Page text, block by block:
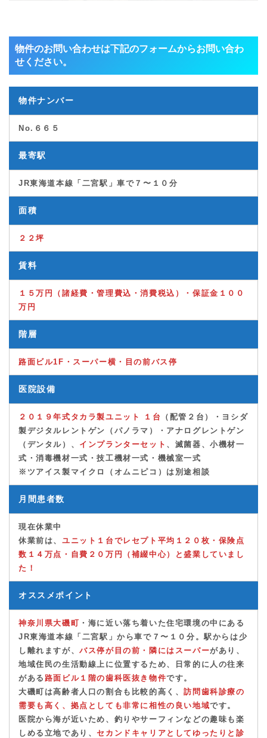
物件のお問い合わせは下記のフォームからお問い合わ
せください。
物件ナンバー
No.６６５
最寄駅
JR東海道本線「二宮駅」車で７〜１０分
面積
２２坪
賃料
１５万円（ 諸経費・管理費込・消費税込）・保証金１００
万円
階層
路面ビル1F・スーパー横・目の前バス停
医院設備
２０１９年式タカラ製ユニット １台 （配管２台） ・ ヨシダ
製デジタルレントゲン
（ パノラマ）・アナログレントゲン
（デンタル） 、 インプランターセット 、滅菌器、小機材一
式・消毒機材一式・技工機材一式・機械室一式
※ツアイス製マイクロ（オムニピコ）は別途相談
月間患者数
現在休業中
休業前は、 ユニット１台でレセプ ト平均１２０枚・保険点
数１４万点・自費２０万円（補綴中心）
と盛業していまし
た！
オススメポイント
神奈川県大磯町 ・海に近い落ち着いた住宅環境の中にある
JR東海道本線「二宮駅」から車で７〜１０分。駅からは少
し離れますが、バス停が目の前・隣にはスーパーがあり、
地域住民の生活動線上に位置するため、日常的に人の往来
がある 路面ビル１階の歯科医抜き物件です。
大磯町は高齢者人口の割合も比較的高く、訪問歯科診療の
需要も高く、拠点としても非常に相性の良い地域です。
医院から海が近いため、釣りやサーフィンなどの趣味も楽
しめる立地であり、セカンドキャリアとしてゆったりと診